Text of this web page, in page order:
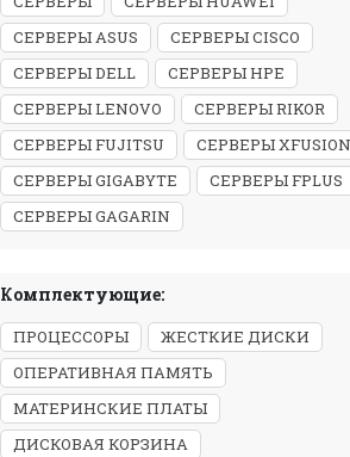
СЕРВЕРЫ ASUS
СЕРВЕРЫ CISCO
СЕРВЕРЫ DELL
СЕРВЕРЫ HPE
СЕРВЕРЫ LENOVO
СЕРВЕРЫ RIKOR
СЕРВЕРЫ FUJITSU
СЕРВЕРЫ XFUSION
СЕРВЕРЫ GIGABYTE
СЕРВЕРЫ FPLUS
СЕРВЕРЫ GAGARIN
Комплектующие:
ПРОЦЕССОРЫ
ЖЕСТКИЕ ДИСКИ
ОПЕРАТИВНАЯ ПАМЯТЬ
МАТЕРИНСКИЕ ПЛАТЫ
ДИСКОВАЯ КОРЗИНА